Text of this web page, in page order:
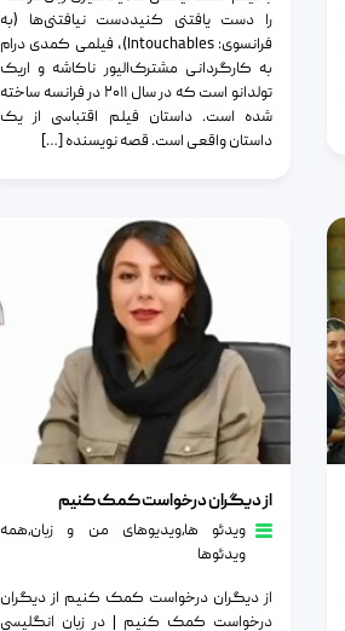
را دست یافتنی کنیددست نیافتنی‌ها (به
فرانسوی: Intouchables)، فیلمی کمدی درام
به کارگردانی مشترک‌الیور ناکاشه و اریک
تولدانو است که در سال ۲۰۱۱ در فرانسه ساخته
شده ‌است. داستان فیلم اقتباسی از یک
داستان واقعی است. قصه نویسنده […]
از دیگران درخواست کمک کنیم
ویدئو ها٫ویدیوهای من و زبان٫همه
ویدئوها
از دیگران درخواست کمک کنیم از دیگران
درخواست کمک کنیم | در زبان انگلیسی